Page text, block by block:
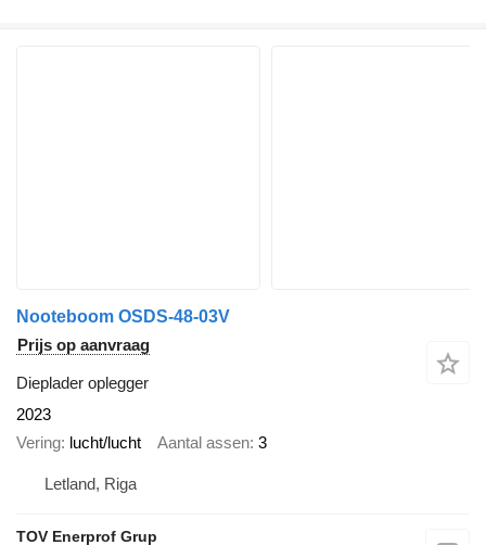
Nooteboom OSDS-48-03V
Prijs op aanvraag
Dieplader oplegger
2023
Vering lucht/lucht Aantal assen 3
Letland, Riga
TOV Enerprof Grup